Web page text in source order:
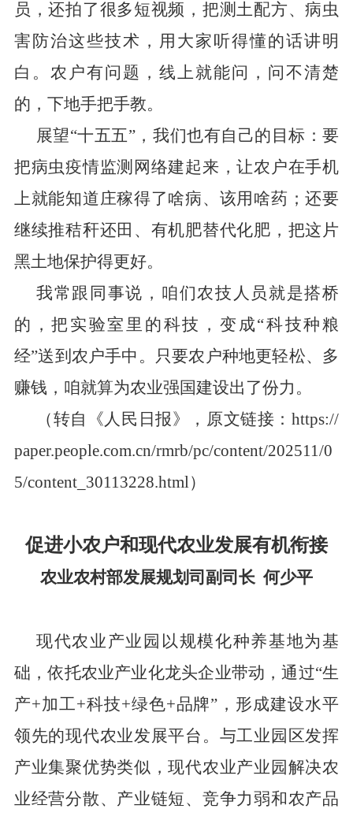
员，还拍了很多短视频，把测土配方、病虫
害防治这些技术，用大家听得懂的话讲明
白。农户有问题，线上就能问，问不清楚
的，下地手把手教。
展望“十五五”，我们也有自己的目标：要
把病虫疫情监测网络建起来，让农户在手机
上就能知道庄稼得了啥病、该用啥药；还要
继续推秸秆还田、有机肥替代化肥，把这片
黑土地保护得更好。
我常跟同事说，咱们农技人员就是搭桥
的，把实验室里的科技，变成“科技种粮
经”送到农户手中。只要农户种地更轻松、多
赚钱，咱就算为农业强国建设出了份力。
（转自
《人民日报》，原文链接：https://
paper.people.com.cn/rmrb/pc/content/202511/0
5/content_30113228.html）
促进小农户和现代农业发展有机衔接
农业农村部发展规划司副司长 何少平
现代农业产业园以规模化种养基地为基
础，依托农业产业化龙头企业带动，通过“生
产+加工+科技+绿色+品牌” ，形成建设水平
领先的现代农业发展平台。与工业园区发挥
产业集聚优势类似，现代农业产业园解决农
业经营分散、产业链短、竞争力弱和农产品